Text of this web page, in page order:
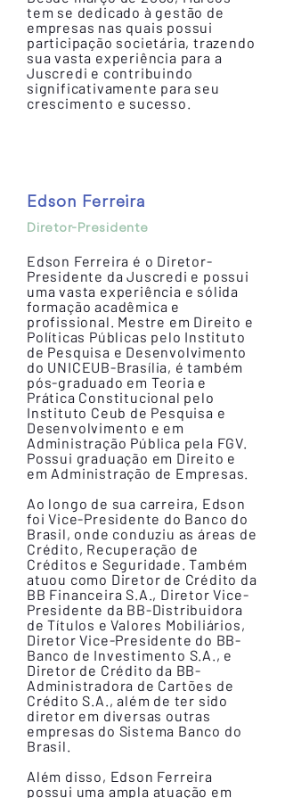
tem se dedicado à gestão de
empresas nas quais possui
participação societária, trazendo
sua vasta experiência para a
Juscredi e contribuindo
significativamente para seu
crescimento e sucesso.
Edson Ferreira
Diretor-Presidente
Edson Ferreira é o Diretor-
Presidente da Juscredi e possui
uma vasta experiência e sólida
formação acadêmica e
profissional. Mestre em Direito e
Políticas Públicas pelo Instituto
de Pesquisa e Desenvolvimento
do UNICEUB-Brasília, é também
pós-graduado em Teoria e
Prática Constitucional pelo
Instituto Ceub de Pesquisa e
Desenvolvimento e em
Administração Pública pela FGV.
Possui graduação em Direito e
em Administração de Empresas.
Ao longo de sua carreira, Edson
foi Vice-Presidente do Banco do
Brasil, onde conduziu as áreas de
Crédito, Recuperação de
Créditos e Seguridade. Também
atuou como Diretor de Crédito da
BB Financeira S.A., Diretor Vice-
Presidente da BB-Distribuidora
de Títulos e Valores Mobiliários,
Diretor Vice-Presidente do BB-
Banco de Investimento S.A., e
Diretor de Crédito da BB-
Administradora de Cartões de
Crédito S.A., além de ter sido
diretor em diversas outras
empresas do Sistema Banco do
Brasil.
Além disso, Edson Ferreira
possui uma ampla atuação em